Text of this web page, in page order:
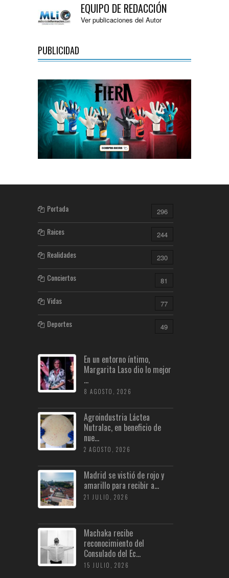
EQUIPO DE REDACCIÓN
Ver publicaciones del Autor
PUBLICIDAD
Portada 296
Raices 244
Realidades 230
Conciertos 81
Vidas 77
Deportes 49
En un entorno íntimo,
Margarita Laso dio lo mejor
...
8 AGOSTO, 2026
Agroindustria Láctea
Nutralac, en beneficio de
nue...
2 AGOSTO, 2026
Madrid se vistió de rojo y
amarillo para recibir a...
21 JULIO, 2026
Machaka recibe
reconocimiento del
Consulado del Ec...
15 JULIO, 2026